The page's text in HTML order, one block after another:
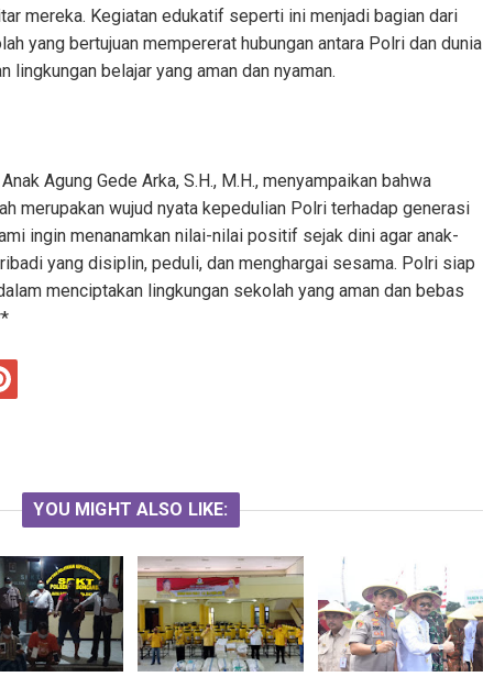
mereka. Kegiatan edukatif seperti ini menjadi bagian dari
yang bertujuan mempererat hubungan antara Polri dan dunia
lingkungan belajar yang aman dan nyaman.
Agung Gede Arka, S.H., M.H., menyampaikan bahwa
merupakan wujud nyata kepedulian Polri terhadap generasi
ingin menanamkan nilai-nilai positif sejak dini agar anak-
yang disiplin, peduli, dan menghargai sesama. Polri siap
menciptakan lingkungan sekolah yang aman dan bebas
YOU MIGHT ALSO LIKE: